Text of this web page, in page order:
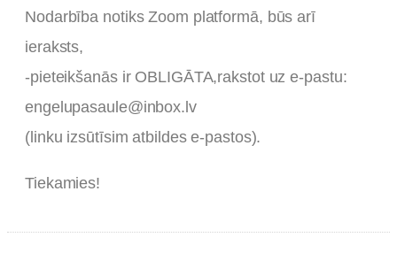
Nodarbība notiks Zoom platformā, būs arī
ieraksts,
-pieteikšanās ir OBLIGĀTA,rakstot uz e-pastu:
engelupasaule@inbox.lv
(linku izsūtīsim atbildes e-pastos).
Tiekamies!